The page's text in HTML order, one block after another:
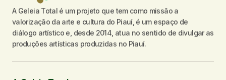
A Geleia Total é um projeto que tem como missão a
valorização da arte e cultura do Piauí, é um espaço de
diálogo artístico e, desde 2014, atua no sentido de divulgar as
produções artísticas produzidas no Piauí.